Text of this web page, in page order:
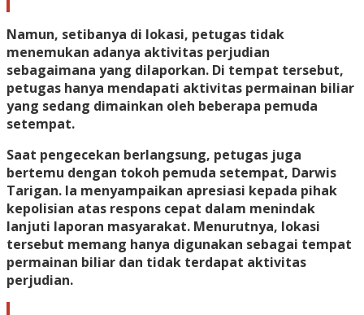
Namun, setibanya di lokasi, petugas tidak
menemukan adanya aktivitas perjudian
sebagaimana yang dilaporkan. Di tempat tersebut,
petugas hanya mendapati aktivitas permainan biliar
yang sedang dimainkan oleh beberapa pemuda
setempat.
Saat pengecekan berlangsung, petugas juga
bertemu dengan tokoh pemuda setempat, Darwis
Tarigan. Ia menyampaikan apresiasi kepada pihak
kepolisian atas respons cepat dalam menindak
lanjuti laporan masyarakat. Menurutnya, lokasi
tersebut memang hanya digunakan sebagai tempat
permainan biliar dan tidak terdapat aktivitas
perjudian.